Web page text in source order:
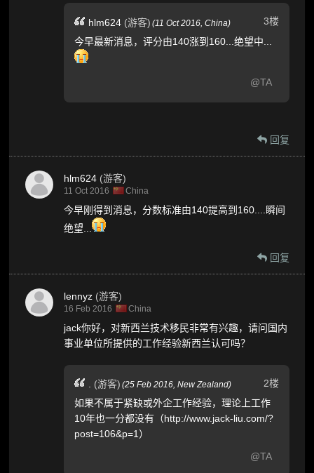
3楼
hlm624 (游客) (11 Oct 2016,China)
今早最新消息，评分由140涨到160...绝望中...
@TA
回复
hlm624 (游客)
11 Oct 2016 China
今早刚得到消息，分数标准由140提高到160....瞬间
绝望...
回复
lennyz (游客)
16 Feb 2016 China
jack你好，对新西兰技术移民非常有兴趣，请问国内
事业单位所提供的工作经验新西兰认可吗？
2楼
(游客) (25 Feb 2016,New Zealand)
如果不属于紧缺或外企工作经验，理论上工作
10年也一分都没有（http://www.jack-liu.com/?
post=106&p=1）
@TA